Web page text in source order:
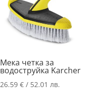
Мека четка за
водоструйка Karcher
26.59€ / 52.01 лв.